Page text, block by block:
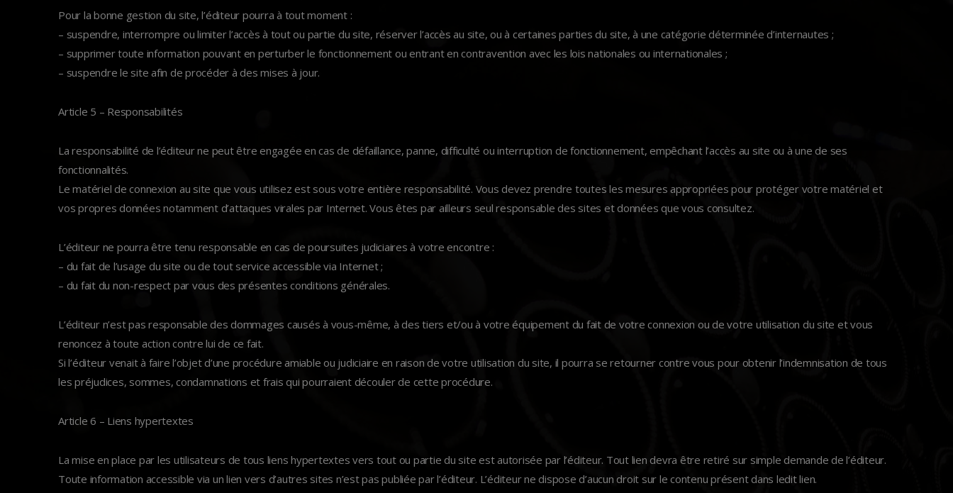
Pour la bonne gestion du site, l’éditeur pourra à tout moment :
– suspendre, interrompre ou limiter l’accès à tout ou partie du site, réserver l’accès au site, ou à certaines parties du site, à une catégorie déterminée d’internautes ;
– supprimer toute information pouvant en perturber le fonctionnement ou entrant en contravention avec les lois nationales ou internationales ;
– suspendre le site afin de procéder à des mises à jour.
Article 5 – Responsabilités
La responsabilité de l’éditeur ne peut être engagée en cas de défaillance, panne, difficulté ou interruption de fonctionnement, empêchant l’accès au site ou à une de ses
fonctionnalités.
Le matériel de connexion au site que vous utilisez est sous votre entière responsabilité. Vous devez prendre toutes les mesures appropriées pour protéger votre matériel et
vos propres données notamment d’attaques virales par Internet. Vous êtes par ailleurs seul responsable des sites et données que vous consultez.
L’éditeur ne pourra être tenu responsable en cas de poursuites judiciaires à votre encontre :
– du fait de l’usage du site ou de tout service accessible via Internet ;
– du fait du non-respect par vous des présentes conditions générales.
L’éditeur n’est pas responsable des dommages causés à vous-même, à des tiers et/ou à votre équipement du fait de votre connexion ou de votre utilisation du site et vous
renoncez à toute action contre lui de ce fait.
Si l’éditeur venait à faire l’objet d’une procédure amiable ou judiciaire en raison de votre utilisation du site, il pourra se retourner contre vous pour obtenir l’indemnisation de tous
les préjudices, sommes, condamnations et frais qui pourraient découler de cette procédure.
Article 6 – Liens hypertextes
La mise en place par les utilisateurs de tous liens hypertextes vers tout ou partie du site est autorisée par l’éditeur. Tout lien devra être retiré sur simple demande de l’éditeur.
Toute information accessible via un lien vers d’autres sites n’est pas publiée par l’éditeur. L’éditeur ne dispose d’aucun droit sur le contenu présent dans ledit lien.